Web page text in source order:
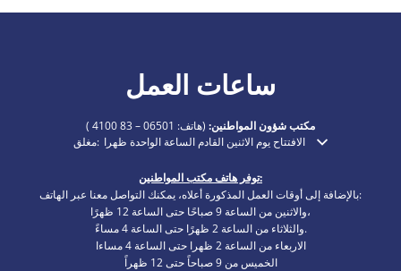
ساعات العمل
مكتب شؤون المواطنين: (هاتف:
)
انقر لإخفاء أوقات الفتح أو الإغلاق الإضافية
مغلق: الافتتاح يوم الاثنين القادم الساعة الواحدة ظهرا
توفر هاتف مكتب المواطنين:
بالإضافة إلى أوقات العمل المذكورة أعلاه، يمكنك التواصل معنا عبر الهاتف:
والاثنين من الساعة 9 صباحًا حتى الساعة 12 ظهرًا،
والثلاثاء من الساعة 2 ظهرًا حتى الساعة 4 مساءً.
الاربعاء من الساعة 2 ظهرا حتى الساعة 4 مساءا
الخميس من 9 صباحاً حتى 12 ظهراً